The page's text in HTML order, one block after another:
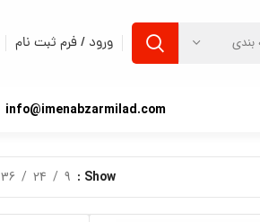
بندی ورود / فرم ثبت نام
info@imenabzarmilad.com
Show
9
24
36